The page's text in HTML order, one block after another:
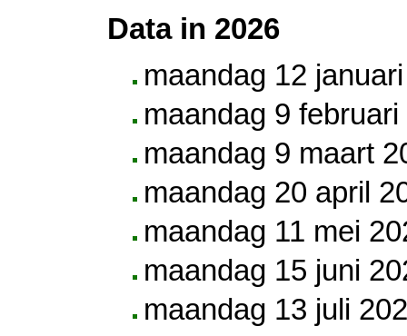
Data in 2026
maandag 12
maandag 9 februari
maandag 9 maart
maandag 20 april
maandag 11 mei
maandag 15 juni
maandag 13 juli